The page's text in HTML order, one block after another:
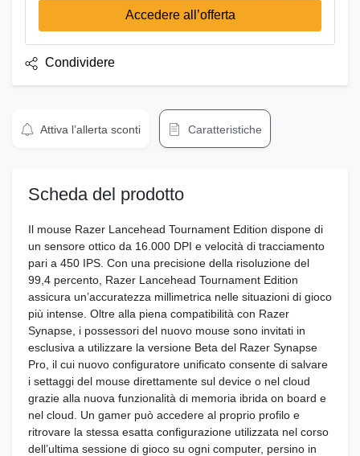
Accedere all’offerta
Condividere
Attiva l’allerta sconti Caratteristiche
Scheda del prodotto
Il mouse Razer Lancehead Tournament Edition dispone di
un sensore ottico da 16.000 DPI e velocità di tracciamento
pari a 450 IPS. Con una precisione della risoluzione del
99,4 percento, Razer Lancehead Tournament Edition
assicura un’accuratezza millimetrica nelle situazioni di gioco
più intense. Oltre alla piena compatibilità con Razer
Synapse, i possessori del nuovo mouse sono invitati in
esclusiva a utilizzare la versione Beta del Razer Synapse
Pro, il cui nuovo configuratore unificato consente di salvare
i settaggi del mouse direttamente sul device o nel cloud
grazie alla nuova funzionalità di memoria ibrida on board e
nel cloud. Un gamer può accedere al proprio profilo e
ritrovare la stessa esatta configurazione utilizzata nel corso
dell’ultima sessione di gioco su ogni computer, persino in